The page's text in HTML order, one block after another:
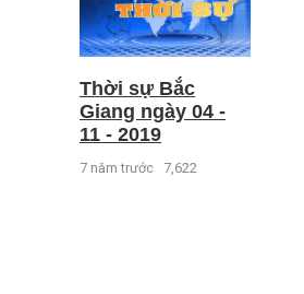
Thời sự Bắc
Giang ngày 04 -
11 - 2019
7 năm trước 7,622